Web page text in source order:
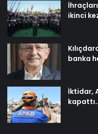
ikinci
banka
İktidar,